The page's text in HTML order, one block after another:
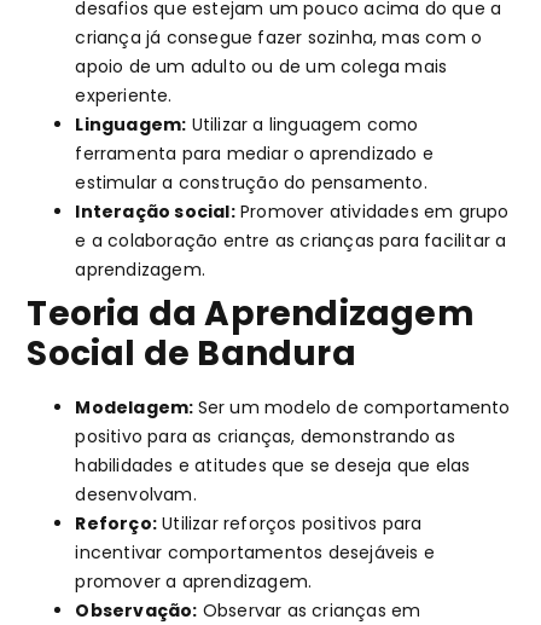
desafios que estejam um pouco acima do que a
criança já consegue fazer sozinha, mas com o
apoio de um adulto ou de um colega mais
experiente.
Linguagem: Utilizar a linguagem como
ferramenta para mediar o aprendizado e
estimular a construção do pensamento.
Interação social:Promover atividades em grupo
e a colaboração entre as crianças para facilitar a
aprendizagem.
Teoria da Aprendizagem
Social de Bandura
Modelagem: Ser um modelo de comportamento
positivo para as crianças, demonstrando as
habilidades e atitudes que se deseja que elas
desenvolvam.
Reforço: Utilizar reforços positivos para
incentivar comportamentos desejáveis e
promover a aprendizagem.
Observação: Observar as crianças em